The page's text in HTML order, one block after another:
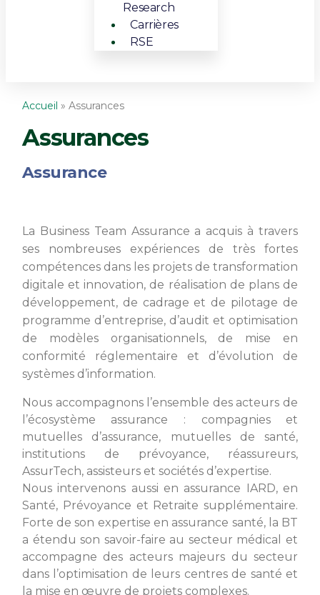
Research
Carrières
RSE
Accueil » Assurances
Assurances
Assurance
La Business Team Assurance a acquis à travers
ses nombreuses expériences de très fortes
compétences dans les projets de transformation
digitale et innovation, de réalisation de plans de
développement, de cadrage et de pilotage de
programme d’entreprise, d’audit et optimisation
de modèles organisationnels, de mise en
conformité réglementaire et d’évolution de
systèmes d’information.
Nous accompagnons l’ensemble des acteurs de
l’écosystème assurance : compagnies et
mutuelles d’assurance, mutuelles de santé,
institutions de prévoyance, réassureurs,
AssurTech, assisteurs et sociétés d’expertise.
Nous intervenons aussi en assurance IARD, en
Santé, Prévoyance et Retraite supplémentaire.
Forte de son expertise en assurance santé, la BT
a étendu son savoir-faire au secteur médical et
accompagne des acteurs majeurs du secteur
dans l’optimisation de leurs centres de santé et
la mise en œuvre de projets complexes.